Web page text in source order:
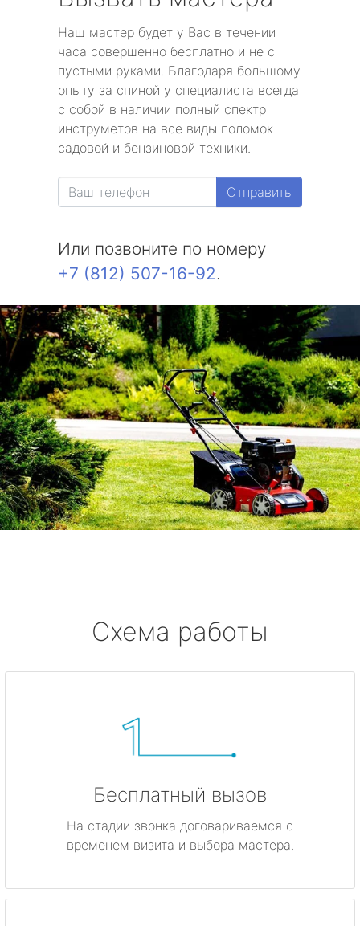
Наш мастер будет у Вас в течении
часа совершенно бесплатно и не с
пустыми руками. Благодаря большому
опыту за спиной у специалиста всегда
с собой в наличии полный спектр
инструметов на все виды поломок
садовой и бензиновой техники.
Отправить
Или позвоните по номеру
+7 (812) 507-16-92.
Схема работы
Бесплатный вызов
На стадии звонка договариваемся с
временем визита и выбора мастера.